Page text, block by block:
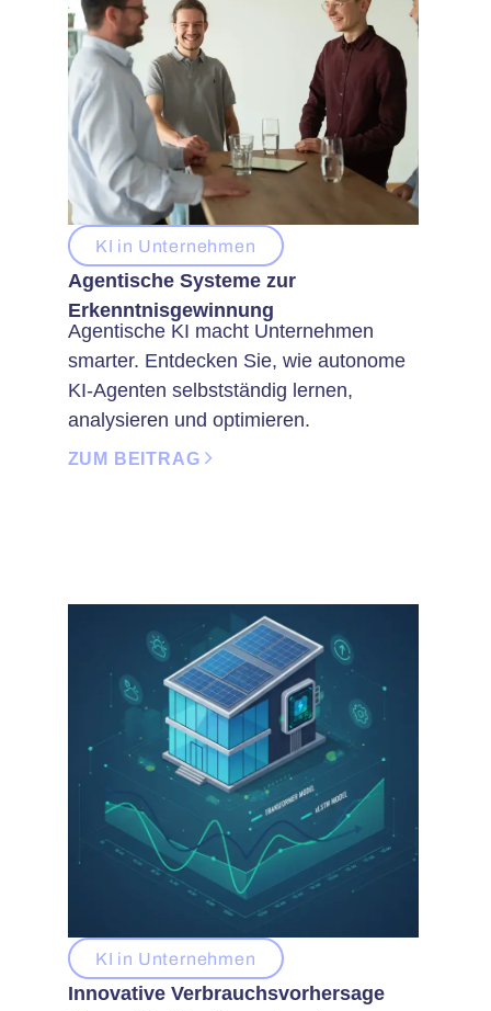
KI in Unternehmen
Agentische Systeme zur
Erkenntnisgewinnung
Agentische KI macht Unternehmen
smarter. Entdecken Sie, wie autonome
KI-Agenten selbstständig lernen,
analysieren und optimieren.
ZUM BEITRAG
KI in Unternehmen
Innovative Verbrauchsvorhersage